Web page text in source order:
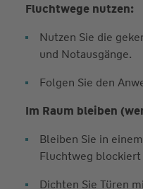
Fluchtwege nutzen:
Nutzen Sie die
und Notausgänge.
Folgen Sie den
Im Raum bleiben
Bleiben Sie in
Fluchtweg blockiert
Dichten Sie Türen